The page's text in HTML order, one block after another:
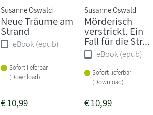
Susanne Oswald
Neue Träume am
Strand
eBook (epub)
Sofort lieferbar
(Download)
€10,99
Susanne Oswald
Mörderisch
verstrickt. Ein
Fall für die Str...
eBook (epub)
Sofort lieferbar
(Download)
€10,99